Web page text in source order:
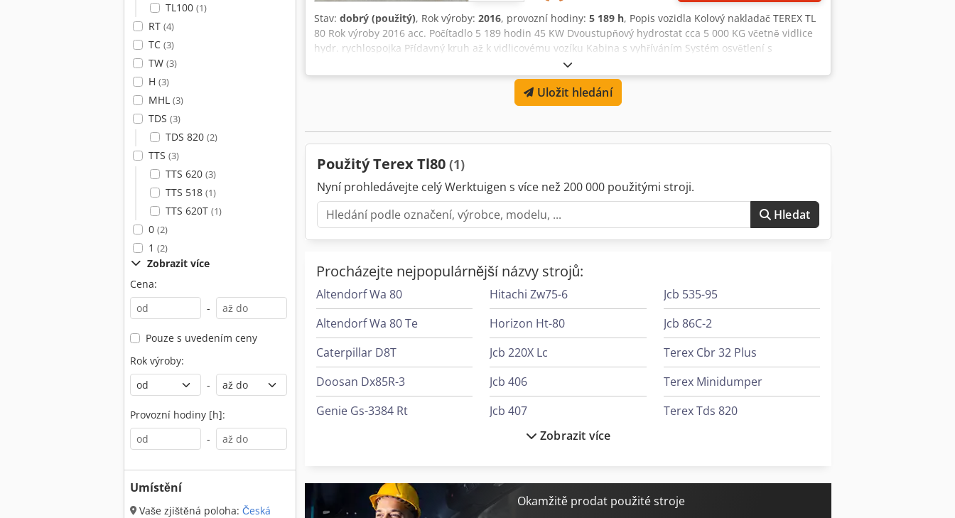
TL100 (1)
RT (4)
TC (3)
TW (3)
H (3)
MHL (3)
TDS (3)
TDS 820 (2)
TTS (3)
TTS 620 (3)
TTS 518 (1)
TTS 620T (1)
0 (2)
1 (2)
Zobrazit více
Cena:
-
Pouze s uvedením ceny
Rok výroby:
-
Provozní hodiny [h]:
-
Umístění
Vaše zjištěná poloha: Česká
Stav: dobrý (použitý), Rok výroby: 2016, provozní hodiny: 5 189 h, Popis vozidla Kolový nakladač TEREX TL
80 Rok výroby 2016 acc. Počítadlo 5 189 hodin 45 KW Dvoustupňový hydrostat cca 5 000 KG včetně vidlice
hydr. rychlospojka Přídavný kruh až k vidlicovému vozíku Kabina s vyhříváním Systém osvětlení s
kontrolkami vč. silniční licence NL připraveno k okamžitému použití! velmi pěkný původní stav! Prodejní
cena: 29.500,-- netto Crodpfx Aerrdgwei Iof Možné i výhodné dodání!
Uložit hledání
Použitý Terex Tl80 (1)
Nyní prohledávejte celý Werktuigen s více než 200 000 použitými stroji.
Hledat
Procházejte nejpopulárnější názvy strojů:
Altendorf Wa 80
Altendorf Wa 80 Te
Caterpillar D8T
Doosan Dx85R-3
Genie Gs-3384 Rt
Genie Zx-135/70
Hitachi Zw75-6
Horizon Ht-80
Jcb 220X Lc
Jcb 406
Jcb 407
Jcb 427
Jcb 525-60E
Jcb 535-95
Jcb 86C-2
Terex Cbr 32 Plus
Terex Minidumper
Terex Tds 820
Zobrazit více
Okamžitě prodat použité stroje